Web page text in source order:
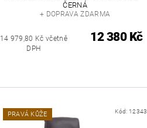
ČERNÁ
+ DOPRAVA ZDARMA
14 979,80 Kč včetně
DPH
12 380 Kč
PRAVÁ KŮŽE Kód: 12343